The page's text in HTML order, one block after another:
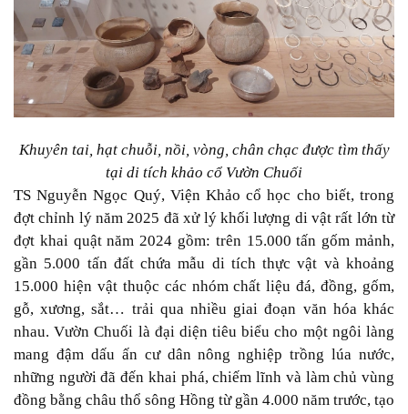
Khuyên tai, hạt chuỗi, nồi, vòng, chân chạc được tìm thấy
tại di tích khảo cổ Vườn Chuối
TS Nguyễn Ngọc Quý, Viện Khảo cổ học cho biết, trong
đợt chỉnh lý năm 2025 đã xử lý khối lượng di vật rất lớn từ
đợt khai quật năm 2024 gồm: trên 15.000 tấn gốm mảnh,
gần 5.000 tấn đất chứa mẫu di tích thực vật và khoảng
15.000 hiện vật thuộc các nhóm chất liệu đá, đồng, gốm,
gỗ, xương, sắt… trải qua nhiều giai đoạn văn hóa khác
nhau. Vườn Chuối là đại diện tiêu biểu cho một ngôi làng
mang đậm dấu ấn cư dân nông nghiệp trồng lúa nước,
những người đã đến khai phá, chiếm lĩnh và làm chủ vùng
đồng bằng châu thổ sông Hồng từ gần 4.000 năm trước, tạo